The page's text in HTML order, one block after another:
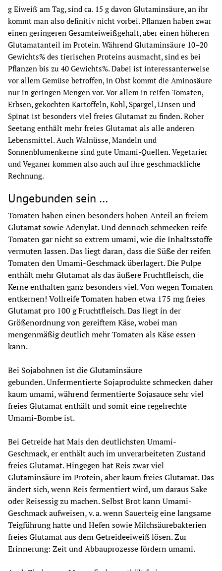
g Eiweiß am Tag, sind ca. 15 g davon Glutaminsäure, an ihr
kommt man also definitiv nicht vorbei. Pflanzen haben zwar
einen geringeren Gesamteiweißgehalt, aber einen höheren
Glutamatanteil im Protein. Während Glutaminsäure 10–20
Gewichts% des tierischen Proteins ausmacht, sind es bei
Pflanzen bis zu 40 Gewichts%. Dabei ist interessanterweise
vor allem Gemüse betroffen, in Obst kommt die Aminosäure
nur in geringen Mengen vor. Vor allem in reifen Tomaten,
Erbsen, gekochten Kartoffeln, Kohl, Spargel, Linsen und
Spinat ist besonders viel freies Glutamat zu finden. Roher
Seetang enthält mehr freies Glutamat als alle anderen
Lebensmittel. Auch Walnüsse, Mandeln und
Sonnenblumenkerne sind gute Umami-Quellen. Vegetarier
und Veganer kommen also auch auf ihre geschmackliche
Rechnung.
Ungebunden sein …
Tomaten haben einen besonders hohen Anteil an freiem
Glutamat sowie Adenylat. Und dennoch schmecken reife
Tomaten gar nicht so extrem umami, wie die Inhaltsstoffe
vermuten lassen. Das liegt daran, dass die Süße der reifen
Tomaten den Umami-Geschmack überlagert. Die Pulpe
enthält mehr Glutamat als das äußere Fruchtfleisch, die
Kerne enthalten ganz besonders viel. Von wegen Tomaten
entkernen! Vollreife Tomaten haben etwa 175 mg freies
Glutamat pro 100 g Fruchtfleisch. Das liegt in der
Größenordnung von gereiftem Käse, wobei man
mengenmäßig deutlich mehr Tomaten als Käse essen
kann.
Bei Sojabohnen ist die Glutaminsäure
gebunden. Unfermentierte Sojaprodukte schmecken daher
kaum umami, während fermentierte Sojasauce sehr viel
freies Glutamat enthält und somit eine regelrechte
Umami-Bombe ist.
Bei Getreide hat Mais den deutlichsten Umami-
Geschmack, er enthält auch im unverarbeiteten Zustand
freies Glutamat. Hingegen hat Reis zwar viel
Glutaminsäure im Protein, aber kaum freies Glutamat. Das
ändert sich, wenn Reis fermentiert wird, um daraus Sake
oder Reisessig zu machen. Selbst Brot kann Umami-
Geschmack aufweisen, v. a. wenn Sauerteig eine langsame
Teigführung hatte und Hefen sowie Milchsäurebakterien
freies Glutamat aus dem Getreideeiweiß lösen. Zur
Erinnerung: Zeit und Abbauprozesse fördern umami.